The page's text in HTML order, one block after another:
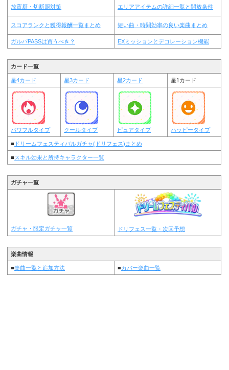
放置厨・切断厨対策 エリアアイテムの詳細一覧と開放条件
スコアランクと獲得報酬一覧まとめ 短い曲・時間効率の良い楽曲まとめ
ガルパPASSは買うべき？ EXミッションとデコレーション機能
カード一覧
星4カード 星3カード 星2カード 星1カード
パワフルタイプ クールタイプ ピュアタイプ ハッピータイプ
■ ドリームフェスティバルガチャ(ドリフェス)まとめ
■スキル効果と所持キャラクター一覧
ガチャ一覧
ガチャ・限定ガチャ一覧 ドリフェス一覧・次回予想
楽曲情報
■楽曲一覧と追加方法 ■カバー楽曲一覧